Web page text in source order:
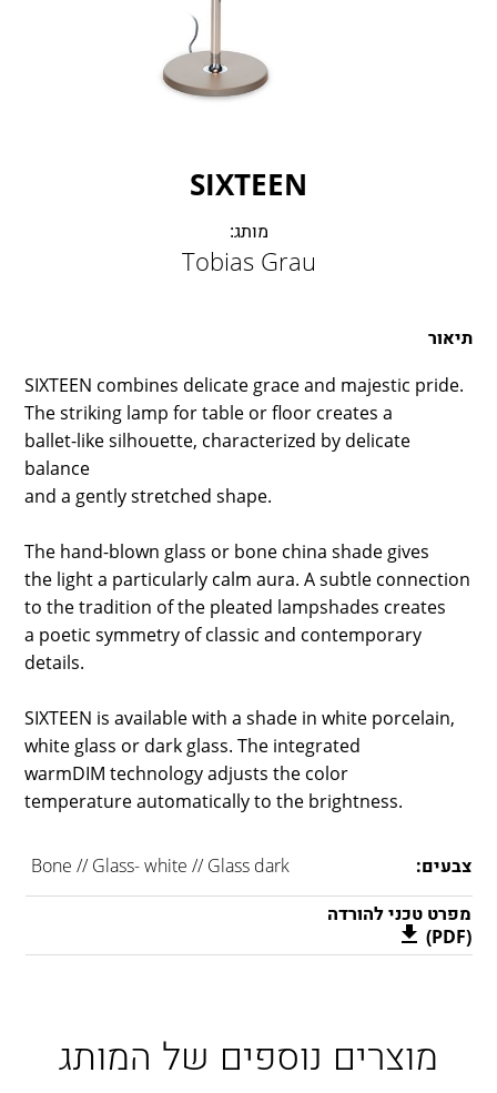
LAMBERT & FILS
ROGER PRADIER
PORSCHE
CATELLANI & SMITH
GROK
SIXTEEN
מותג:
Tobias Grau
תיאור
SIXTEEN combines delicate grace and majestic pride.
The striking lamp for table or floor creates a
ballet-like silhouette, characterized by delicate
balance
and a gently stretched shape.
The hand-blown glass or bone china shade gives
the light a particularly calm aura. A subtle connection
to the tradition of the pleated lampshades creates
a poetic symmetry of classic and contemporary
details.
SIXTEEN is available with a shade in white porcelain,
white glass or dark glass. The integrated
warmDIM technology adjusts the color
temperature automatically to the brightness.
צבעים:
Bone // Glass- white // Glass dark
מפרט טכני להורדה
(PDF)
מוצרים נוספים של המותג